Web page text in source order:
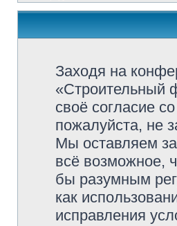
Заходя на
«Строительный
своё согласие
пожалуйста, не
Мы оставляем
всё возможное,
бы разумным
как
исправления